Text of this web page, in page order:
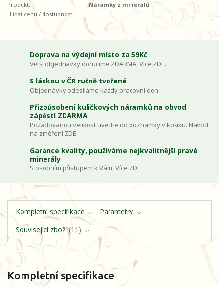
Produkt:
Náramky z minerálů
Hlídat cenu / dostupnost
Doprava na výdejní místo za 59Kč
Větší objednávky doručíme ZDARMA. Více ZDE.
S láskou v ČR ručně tvořené
Objednávky odesíláme každý pracovní den
Přizpůsobení kuličkových náramků na obvod
zápěstí ZDARMA
Požadovanou velikost uveďte do poznámky v košíku. Návod
na změření ZDE
Garance kvality, používáme nejkvalitnější pravé
minerály
S osobním přístupem k Vám. Více ZDE
Kompletní specifikace
Parametry
Související zboží 11
Kompletní specifikace